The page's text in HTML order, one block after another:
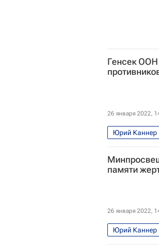
Генсек ООН
26 января 2022,
Юрий Каннер
Российский
памяти
26 января 2022,
Юрий Каннер
Освенцим